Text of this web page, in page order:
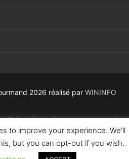
2026 réalisé par WININFO
d’alcool est dangereux pour la
consommer avec modération.
to improve your experience. We'll
but you can opt-out if you wish.